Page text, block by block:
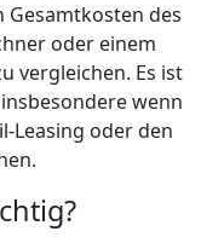
Gesamtkosten des
oder einem
vergleichen. Es ist
wenn
Leasing oder den